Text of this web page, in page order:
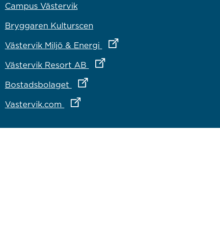
Campus Västervik
Bryggaren Kulturscen
Västervik Miljö & Energi
Länk till annan webbplats
Västervik Resort AB Länk till annan webbplats
Bostadsbolaget Länk till annan webbplats
Vastervik.com Länk till annan webbplats